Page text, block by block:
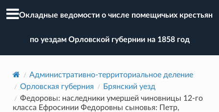
Окладные ведомости о числе помещичьих крестьян
по уездам Орловской губернии на 1858 год
Административно-территориальное деление
Орловская губерния
Брянский уезд
Федоровы: наследники умершей чиновницы 12-го
класса Ефросинии Федоровны сыновья: Петр,